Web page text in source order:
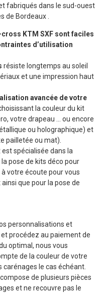
fabriqués dans le sud-ouest
de Bordeaux .
KTM SXF sont faciles
d’utilisation
résiste longtemps au soleil
et une impression haut
avancée de votre
la couleur du kit
votre drapeau … ou encore
ou holographique) et
pailletée ou mat).
est spécialisée dans la
pose de kits déco pour
votre écoute pour vous
que pour la pose de
personnalisations et
procédez au paiement de
optimal, nous vous
de la couleur de votre
carénages le cas échéant.
de plusieurs pièces
et ne recouvre pas le